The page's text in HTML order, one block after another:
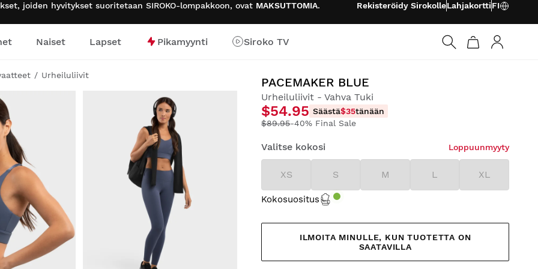
joiden hyvitykset suoritetaan SIROKO-lompakkoon, ovat MAKSUTTOMIA. Rekisteröidy SirokolleLahjakorttiFI
Naiset Lapset Pikamyynti
Siroko TV
Urheiluliivit PACEMAKER BLUE
Urheiluliivit - Vahva Tuki
$54.95 Säästä$35tänään
$89.95-40% Final Sale
Valitse kokosi Loppuunmyyty
XS S M L XL
Kokosuositus
ILMOITA MINULLE, KUN TUOTETTA ON
SAATAVILLA